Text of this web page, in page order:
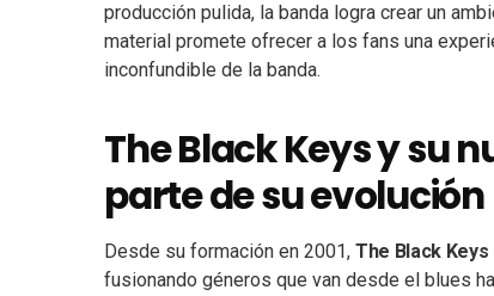
producción pulida, la banda logra crear un
material promete ofrecer a los fans una
inconfundible de la banda.
The Black Keys y su
parte de su
Desde su formación en 2001, The Black Keys
fusionando géneros que van desde el blues